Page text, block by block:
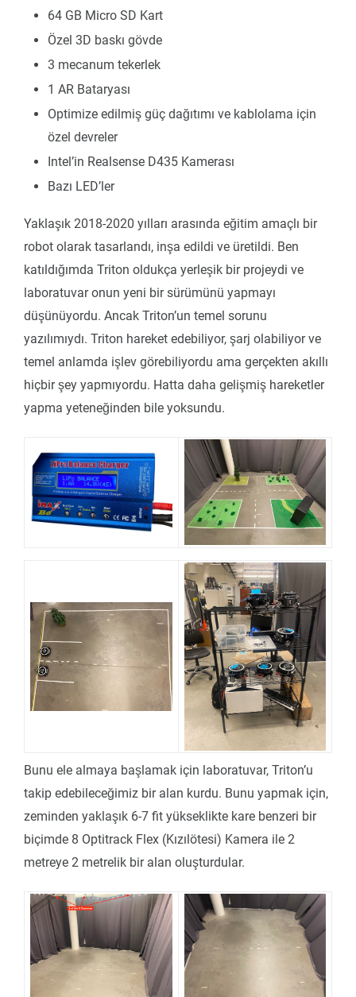
64 GB Micro SD Kart
Özel 3D baskı gövde
3 mecanum tekerlek
1 AR Bataryası
Optimize edilmiş güç dağıtımı ve kablolama için
özel devreler
Intel’in Realsense D435 Kamerası
Bazı LED’ler
Yaklaşık 2018-2020 yılları arasında eğitim amaçlı bir
robot olarak tasarlandı, inşa edildi ve üretildi. Ben
katıldığımda Triton oldukça yerleşik bir projeydi ve
laboratuvar onun yeni bir sürümünü yapmayı
düşünüyordu. Ancak Triton’un temel sorunu
yazılımıydı. Triton hareket edebiliyor, şarj olabiliyor ve
temel anlamda işlev görebiliyordu ama gerçekten akıllı
hiçbir şey yapmıyordu. Hatta daha gelişmiş hareketler
yapma yeteneğinden bile yoksundu.
Bunu ele almaya başlamak için laboratuvar, Triton’u
takip edebileceğimiz bir alan kurdu. Bunu yapmak için,
zeminden yaklaşık 6-7 fit yükseklikte kare benzeri bir
biçimde 8 Optitrack Flex (Kızılötesi) Kamera ile 2
metreye 2 metrelik bir alan oluşturdular.